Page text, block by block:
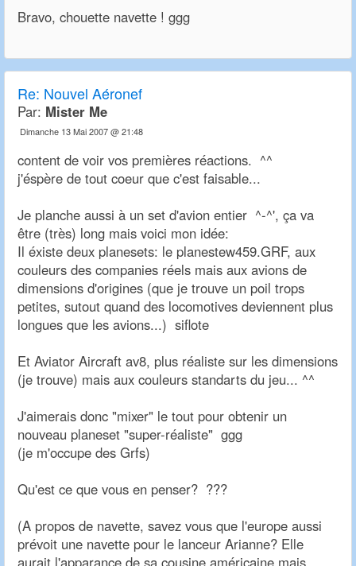
Bravo, chouette navette ! ggg
Re: Nouvel Aéronef
Par: Mister Me
Dimanche 13 Mai 2007 @ 21:48
content de voir vos premières réactions. ^^
j'éspère de tout coeur que c'est faisable...
Je planche aussi à un set d'avion entier ^-^', ça va
être (très) long mais voici mon idée:
Il éxiste deux planesets: le planestew459.GRF, aux
couleurs des companies réels mais aux avions de
dimensions d'origines (que je trouve un poil trops
petites, sutout quand des locomotives deviennent plus
longues que les avions...) siflote
Et Aviator Aircraft av8, plus réaliste sur les dimensions
(je trouve) mais aux couleurs standarts du jeu... ^^
J'aimerais donc "mixer" le tout pour obtenir un
nouveau planeset "super-réaliste" ggg
(je m'occupe des Grfs)
Qu'est ce que vous en penser? ???
(A propos de navette, savez vous que l'europe aussi
prévoit une navette pour le lanceur Arianne? Elle
aurait l'apparance de sa cousine américaine mais